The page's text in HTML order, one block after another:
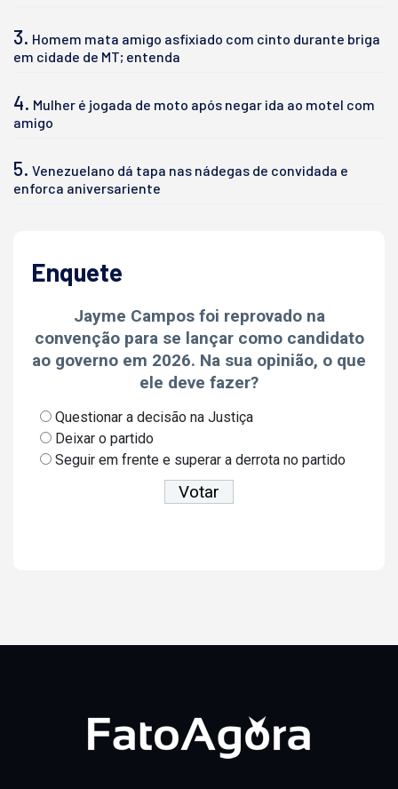
3. Homem mata amigo asfixiado com cinto durante briga
em cidade de MT; entenda
4. Mulher é jogada de moto após negar ida ao motel com
amigo
5. Venezuelano dá tapa nas nádegas de convidada e
enforca aniversariente
Enquete
Jayme Campos foi reprovado na
convenção para se lançar como candidato
ao governo em 2026. Na sua opinião, o que
ele deve fazer?
Questionar a decisão na Justiça
Deixar o partido
Seguir em frente e superar a derrota no partido